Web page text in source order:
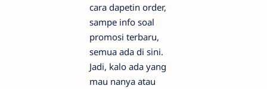
cara dapetin order,
sampe info soal
promosi terbaru,
semua ada di sini.
Jadi, kalo ada yang
mau nanya atau